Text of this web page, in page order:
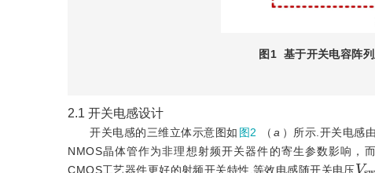
图1 基于开关电容阵
2.1 开关电感设计
开关电感的三维立体示意图如 图2 （ a ）所示.开关电感
NMOS晶体管作为非理想射频开关器件的寄生参数影响，
CMOS工艺器件更好的射频开关特性.等效电感随开关电压
Vs